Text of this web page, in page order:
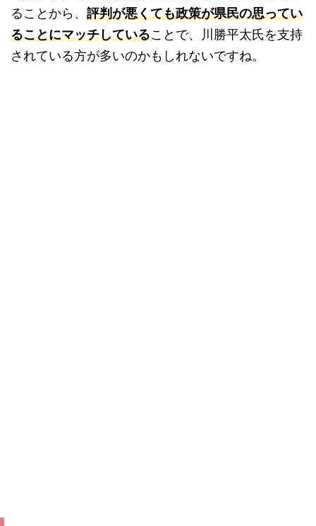
ることから、 評判が悪くても政策が県民の思ってい
ることにマッチしていることで、川勝平太氏を支持
されている方が多いのかもしれないですね。